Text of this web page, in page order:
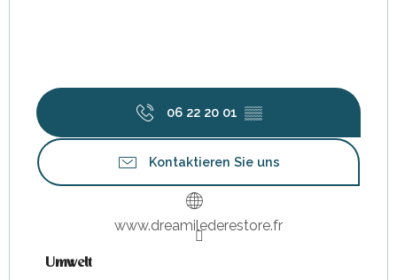
06 22 20 01 ▒▒
Kontaktieren Sie uns
www.dreamilederestore.fr
Umwelt
Umwelt